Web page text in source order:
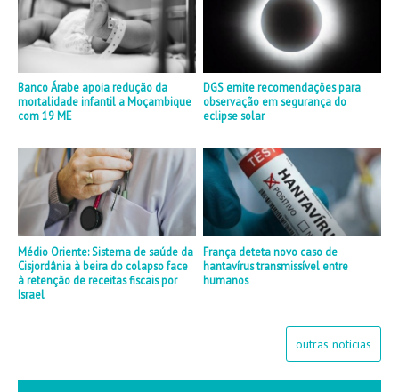
Banco Árabe apoia redução da
mortalidade infantil a Moçambique
com 19 ME
DGS emite recomendações para
observação em segurança do
eclipse solar
Médio Oriente: Sistema de saúde da
Cisjordânia à beira do colapso face
à retenção de receitas fiscais por
Israel
França deteta novo caso de
hantavírus transmissível entre
humanos
outras notícias